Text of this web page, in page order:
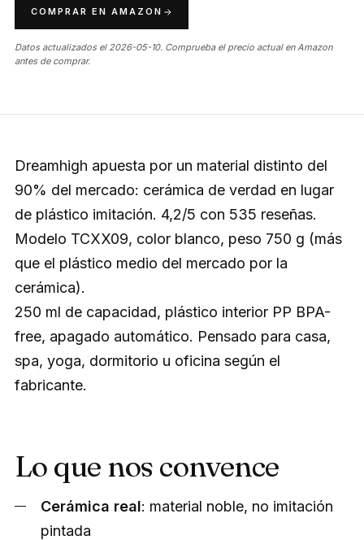
COMPRAR EN AMAZON
Datos actualizados el 2026-05-10. Comprueba el precio actual en Amazon
antes de comprar.
Dreamhigh apuesta por un material distinto del
90% del mercado: cerámica de verdad en lugar
de plástico imitación. 4,2/5 con 535 reseñas.
Modelo TCXX09, color blanco, peso 750 g (más
que el plástico medio del mercado por la
cerámica).
250 ml de capacidad, plástico interior PP BPA-
free, apagado automático. Pensado para casa,
spa, yoga, dormitorio u oficina según el
fabricante.
Lo que nos convence
Cerámica real: material noble, no imitación
pintada